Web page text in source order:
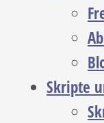
Skripte